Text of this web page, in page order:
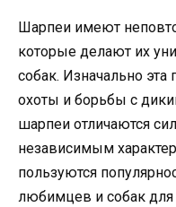
Шарпеи имеют
которые делают их
собак. Изначально
охоты и борьбы с
шарпеи отличаются
независимым
пользуются
любимцев и собак для